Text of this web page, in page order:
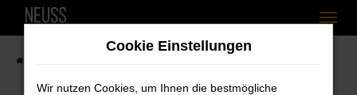
Zum
Cookie Einstellungen
Wir nutzen Cookies, um Ihnen die bestmögliche